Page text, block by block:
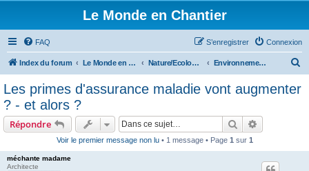
Le Monde en Chantier
FAQ Connexion
S’enregistrer
Index du forum Le Monde en Chantier Nature/Ecologie/Ptits oiseaux... Environnement/écologie
Les primes d'assurance maladie vont augmenter
? - et alors ?
Répondre Rechercher
Voir le premier message non lu• 1 message • Page 1 sur 1
méchante madame
Architecte